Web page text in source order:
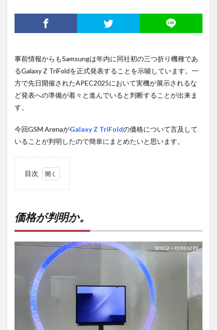
事前情報からもSamsungは年内に同社初の三つ折り機種であ
るGalaxy Z TriFoldを正式発表することを示唆しています。一
方で先日開催されたAPEC2025において実機が展示されるな
ど発表への準備が着々と進んでいると判断することが出来ま
す。
今回GSM ArenaがGalaxy Z TriFoldの価格について言及して
いることが判明したので簡単にまとめたいと思います。
目次
明
か。
PR)
間不
要の
オン
ライ
ンシ
ョッ
価格が判明か。